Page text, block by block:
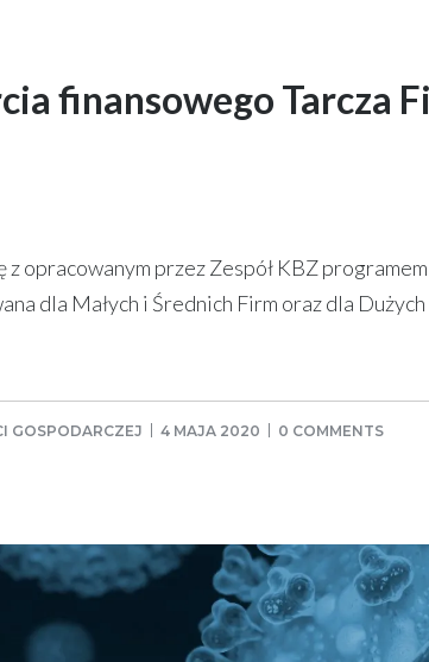
finansowego Tarcza
z opracowanym przez Zespół KBZ
dla Małych i Średnich Firm oraz dla
GOSPODARCZEJ 4 MAJA 2020 0 COMMENTS